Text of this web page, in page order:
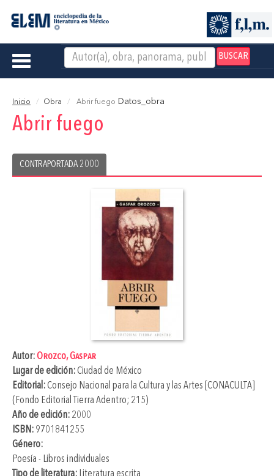
BUSCAR
Toggle
Inicio Obra Abrir fuego Datos_obra
Abrir fuego
CONTRAPORTADA 2000
Autor:Orozco, Gaspar
Lugar de edición:Ciudad de México
Editorial:Consejo Nacional para la Cultura y las Artes [CONACULTA]
(Fondo Editorial Tierra Adentro; 215)
Año de edición: 2000
ISBN: 9701841255
Género:
Poesía - Libros individuales